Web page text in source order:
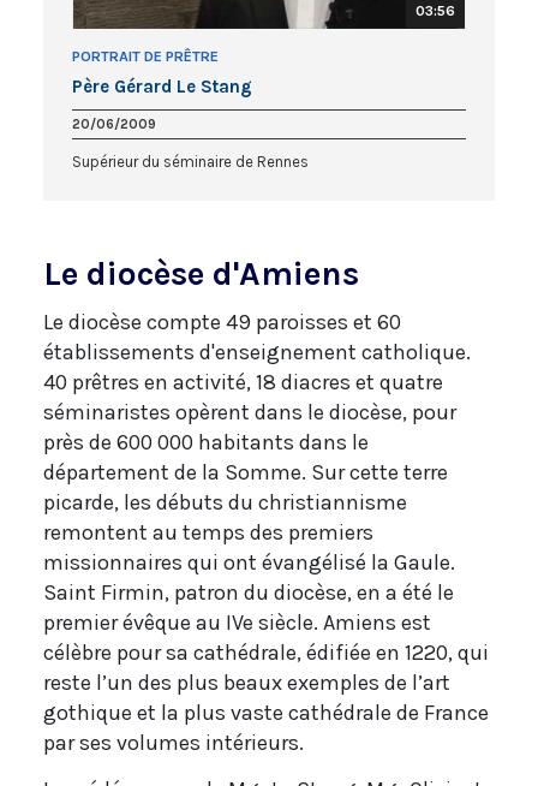
03:56
PORTRAIT DE PRÊTRE
Père Gérard Le Stang
20/06/2009
Supérieur du séminaire de Rennes
Le diocèse d'Amiens
Le diocèse compte 49 paroisses et 60
établissements d'enseignement catholique.
40 prêtres en activité, 18 diacres et quatre
séminaristes opèrent dans le diocèse, pour
près de 600 000 habitants dans le
département de la Somme. Sur cette terre
picarde, les débuts du christiannisme
remontent au temps des premiers
missionnaires qui ont évangélisé la Gaule.
Saint Firmin, patron du diocèse, en a été le
premier évêque au IVe siècle. Amiens est
célèbre pour sa cathédrale, édifiée en 1220, qui
reste l’un des plus beaux exemples de l’art
gothique et la plus vaste cathédrale de France
par ses volumes intérieurs.